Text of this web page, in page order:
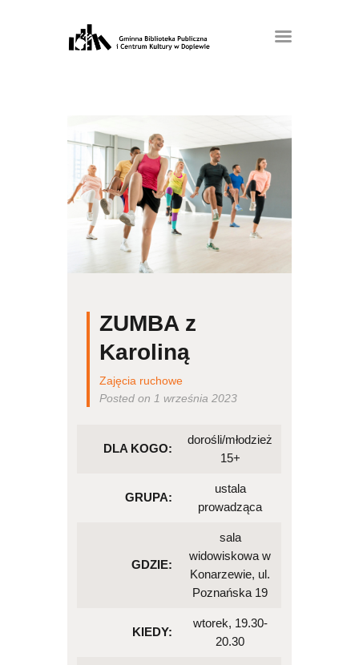
ZUMBA z
Karoliną
Zajęcia ruchowe
Posted on 1 września 2023
DLA KOGO:
dorośli/młodzież
15+
GRUPA:
ustala
prowadząca
GDZIE:
sala
widowiskowa w
Konarzewie, ul.
Poznańska 19
KIEDY:
wtorek, 19.30-
20.30